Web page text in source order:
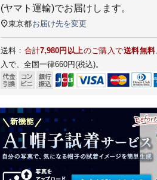
(ヤマト運輸)でお届けします。
東京都お届け先を変更
送料： 合計7,980円以上のご購入で送料無料
入で、全国一律660円(税込)。